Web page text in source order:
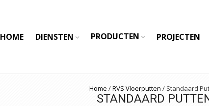
HOME DIENSTEN PRODUCTEN PROJECTEN
Home /RVS Vloerputten /Standaard
STANDAARD